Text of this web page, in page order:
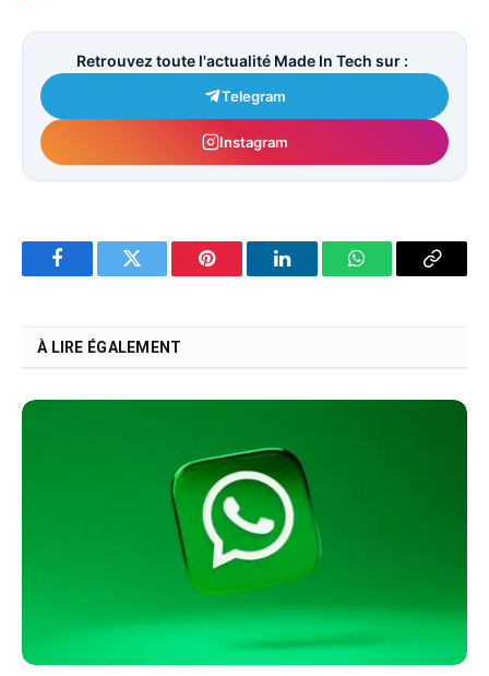
Retrouvez toute l'actualité Made In Tech sur :
Telegram
Instagram
FacebookTwitter Pinterest LinkedInWhatsAppCopy
À LIRE ÉGALEMENT